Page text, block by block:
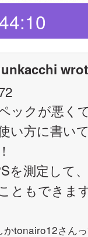
ックが悪く
い方に書い
を測定して
ともできま
かtonairo12さん